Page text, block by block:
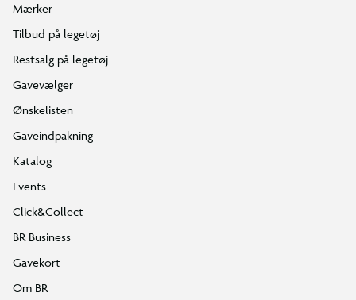
Mærker
Tilbud på legetøj
Restsalg på legetøj
Gavevælger
Ønskelisten
Gaveindpakning
Katalog
Events
Click&Collect
BR Business
Gavekort
Om BR